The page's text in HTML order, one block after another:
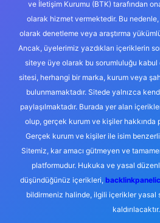
ve İletişim Kurumu (BTK) tarafından
olarak hizmet vermektedir. Bu
olarak denetleme veya araştırma
Ancak, üyelerimiz yazdıkları içeriklerin
siteye üye olarak bu sorumluluğu kabul
sitesi, herhangi bir marka, kurum veya
bulunmamaktadır. Sitede yalnızca
paylaşılmaktadır. Burada yer alan
olup, gerçek kurum ve kişiler hakkında
Gerçek kurum ve kişiler ile isim
Sitemiz, kar amacı gütmeyen ve
platformudur. Hukuka ve yasal
düşündüğünüz içerikleri,
bildirmeniz halinde, ilgili içerikler yasal
kaldırılacaktır.